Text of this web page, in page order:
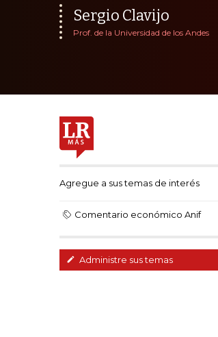
Sergio Clavijo
Prof. de la Universidad de los Andes
Agregue a sus temas de interés
Comentario económico Anif
Administre sus temas